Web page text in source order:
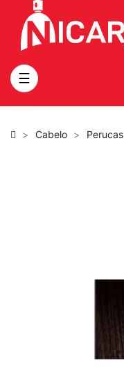
Toggle
navigation
☰
Cabelo Perucas